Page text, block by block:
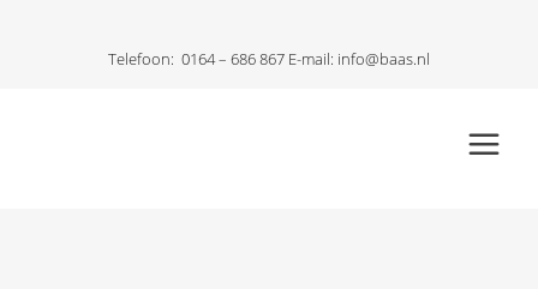
Telefoon: 0164 – 686 867 E-mail: info@baas.nl